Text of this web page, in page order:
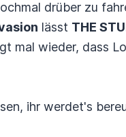
drüber zu
lässt THE
mal wieder, dass
ihr werdet's